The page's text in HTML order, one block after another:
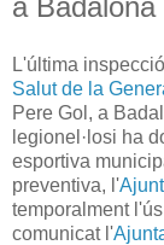
a Badalona
L'última
Salut de la
Pere Gol, a
legionel·losi ha
esportiva
preventiva, l'
temporalment
comunicat l'